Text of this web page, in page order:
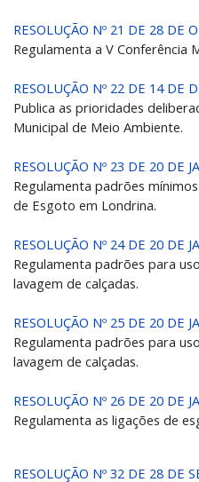
RESOLUÇÃO Nº 21 DE 28 DE
Regulamenta a V Conferência
RESOLUÇÃO Nº 22 DE 14 DE
Publica as prioridades
Municipal de Meio Ambiente.
RESOLUÇÃO Nº 23 DE 20 DE
Regulamenta padrões
de Esgoto em Londrina.
RESOLUÇÃO Nº 24 DE 20 DE
Regulamenta padrões para
lavagem de calçadas.
RESOLUÇÃO Nº 25 DE 20 DE
Regulamenta padrões para
lavagem de calçadas.
RESOLUÇÃO Nº 26 DE 20 DE
Regulamenta as ligações de
RESOLUÇÃO Nº 32 DE 28 DE